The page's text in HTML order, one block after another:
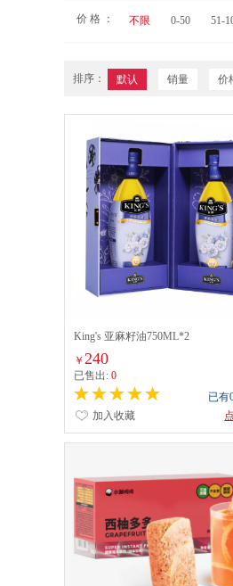
价 格 ： 不限 0-50 51-
排序： 默认 销量 价
King's 亚麻籽油750ML*2
￥ 240
已售出: 0
已有
加入收藏